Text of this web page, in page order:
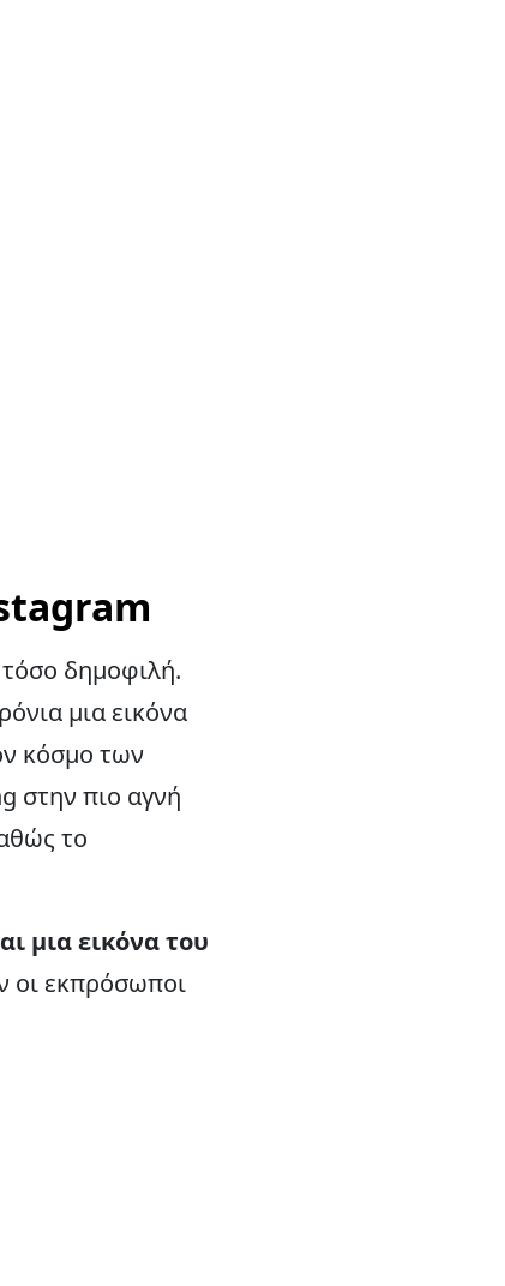
τόσο δημοφιλή.
μια εικόνα
κόσμο των
στην πιο αγνή
το
μια εικόνα του
οι εκπρόσωποι